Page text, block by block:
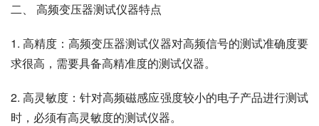
二、 高频变压器测试仪器特点
1. 高精度：高频变压器测试仪器对高频信号的测试准确度要
求很高，需要具备高精准度的测试仪器。
2. 高灵敏度：针对高频磁感应强度较小的电子产品进行测试
时，必须有高灵敏度的测试仪器。